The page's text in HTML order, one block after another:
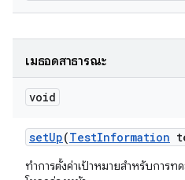
เมธอดสาธารณะ
void
setUp(TestInformation
ทำการตั้งค่าเป้าหมายสำหรับการ